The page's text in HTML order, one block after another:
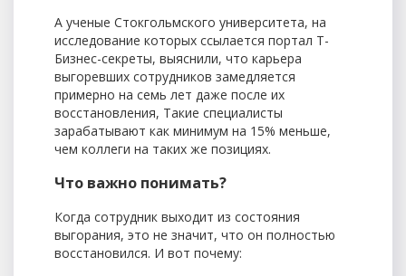
А ученые Стокгольмского университета, на
исследование которых ссылается портал Т-
Бизнес-секреты, выяснили, что карьера
выгоревших сотрудников замедляется
примерно на семь лет даже после их
восстановления, Такие специалисты
зарабатывают как минимум на 15% меньше,
чем коллеги на таких же позициях.
Что важно понимать?
Когда сотрудник выходит из состояния
выгорания, это не значит, что он полностью
восстановился. И вот почему: